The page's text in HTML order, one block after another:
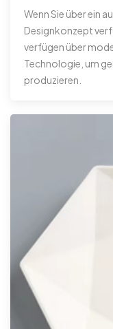
Wenn Sie über ein
Designkonzept
verfügen über
Technologie, um
produzieren.